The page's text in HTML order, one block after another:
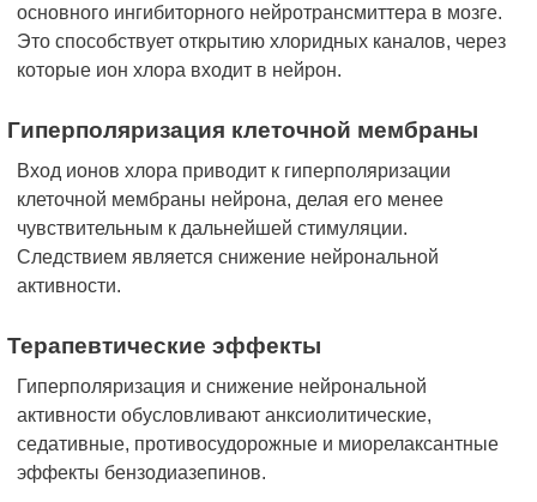
основного ингибиторного нейротрансмиттера в мозге.
Это способствует открытию хлоридных каналов, через
которые ион хлора входит в нейрон.
Гиперполяризация клеточной мембраны
Вход ионов хлора приводит к гиперполяризации
клеточной мембраны нейрона, делая его менее
чувствительным к дальнейшей стимуляции.
Следствием является снижение нейрональной
активности.
Терапевтические эффекты
Гиперполяризация и снижение нейрональной
активности обусловливают анксиолитические,
седативные, противосудорожные и миорелаксантные
эффекты бензодиазепинов.